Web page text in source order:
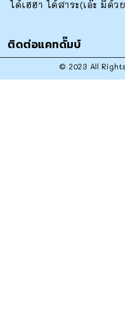
ได้เฮฮา ได้สาระ(เอ๊ะ มีด้ว
ติดต่อแคทดั๊มบ์
© 2023 All